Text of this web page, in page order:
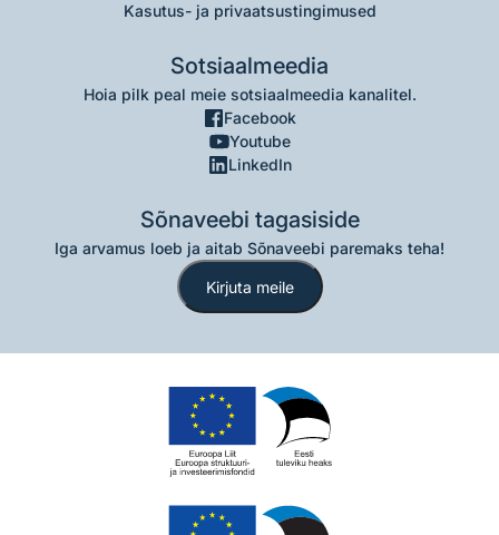
Kasutus- ja privaatsustingimused
Sotsiaalmeedia
Hoia pilk peal meie sotsiaalmeedia kanalitel.
Facebook
Youtube
LinkedIn
Sõnaveebi tagasiside
Iga arvamus loeb ja aitab Sõnaveebi paremaks teha!
Kirjuta meile